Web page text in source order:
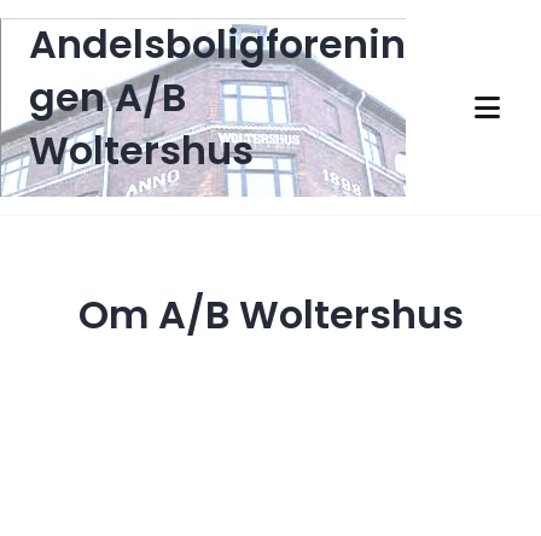
Andelsboligforenin
gen A/B
Woltershus
Om A/B Woltershus